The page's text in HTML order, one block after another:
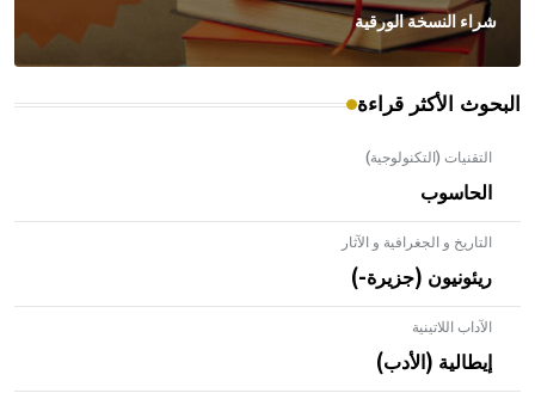
شراء النسخة الورقية
البحوث الأكثر قراءة
التقنيات (التكنولوجية)
الحاسوب
التاريخ و الجغرافية و الآثار
ريئونيون (جزيرة-)
الآداب اللاتينية
إيطالية (الأدب)